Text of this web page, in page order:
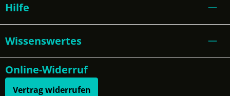
Hilfe
Wissenswertes
Online-Widerruf
Vertrag widerrufen